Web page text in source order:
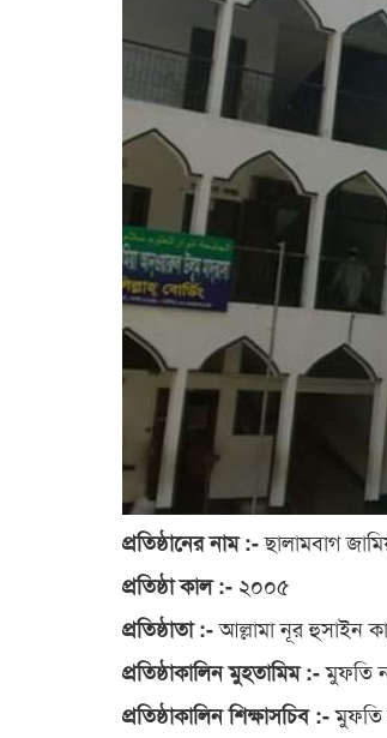
প্রতিষ্ঠানের নাম :-ছালামবাগ
প্রতিষ্ঠা কাল :- ২০০৫
প্রতিষ্ঠাতা :-আল্লামা নূর হুসাইন
প্রতিষ্ঠাকালিন মুহতামিম :-মুফতি
প্রতিষ্ঠাকালিন শিক্ষাসচিব :-মুফতি